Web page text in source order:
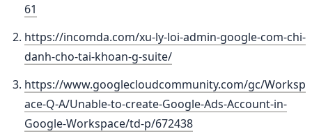
61
https://incomda.com/xu-ly-loi-admin-google-com-chi-
danh-cho-tai-khoan-g-suite/
https://www.googlecloudcommunity.com/gc/Worksp
ace-Q-A/Unable-to-create-Google-Ads-Account-in-
Google-Workspace/td-p/672438